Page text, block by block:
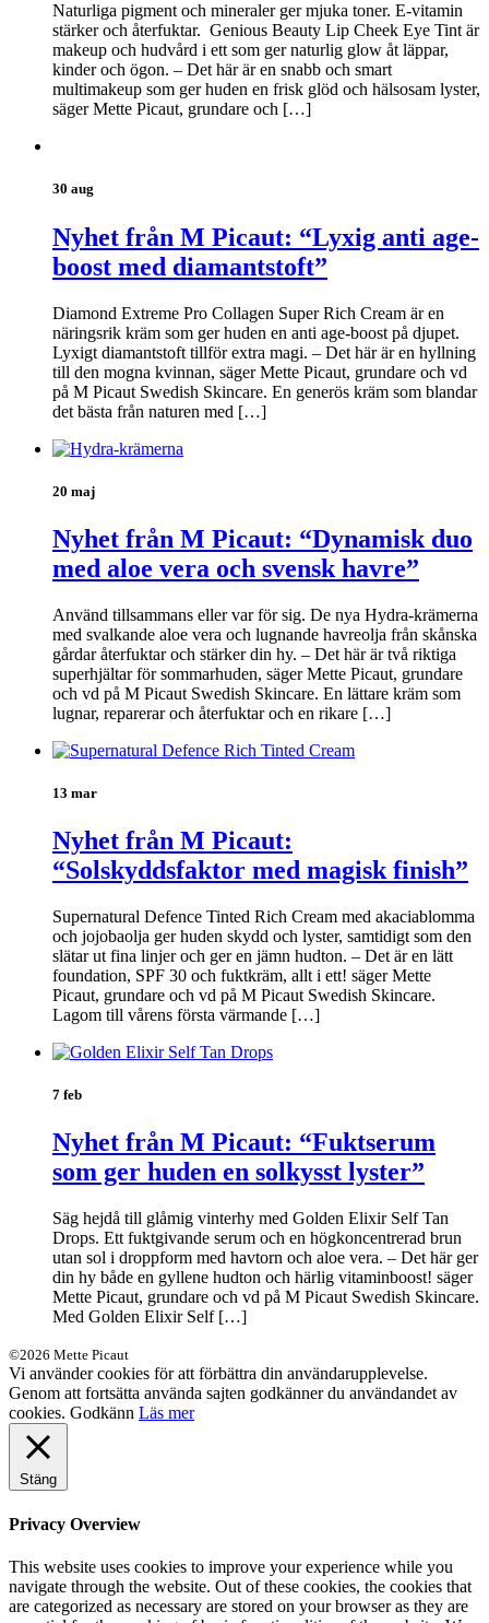
Naturliga pigment och mineraler ger mjuka toner. E-vitamin
stärker och återfuktar. Genious Beauty Lip Cheek Eye Tint är
makeup och hudvård i ett som ger naturlig glow åt läppar,
kinder och ögon. – Det här är en snabb och smart
multimakeup som ger huden en frisk glöd och hälsosam lyster,
säger Mette Picaut, grundare och […]
30 aug
Nyhet från M Picaut: “Lyxig anti age-
boost med diamantstoft”
Diamond Extreme Pro Collagen Super Rich Cream är en
näringsrik kräm som ger huden en anti age-boost på djupet.
Lyxigt diamantstoft tillför extra magi. – Det här är en hyllning
till den mogna kvinnan, säger Mette Picaut, grundare och vd
på M Picaut Swedish Skincare. En generös kräm som blandar
det bästa från naturen med […]
20 maj
Nyhet från M Picaut: “Dynamisk duo
med aloe vera och svensk havre”
Använd tillsammans eller var för sig. De nya Hydra-krämerna
med svalkande aloe vera och lugnande havreolja från skånska
gårdar återfuktar och stärker din hy. – Det här är två riktiga
superhjältar för sommarhuden, säger Mette Picaut, grundare
och vd på M Picaut Swedish Skincare. En lättare kräm som
lugnar, reparerar och återfuktar och en rikare […]
13 mar
Nyhet från M Picaut:
“Solskyddsfaktor med magisk finish”
Supernatural Defence Tinted Rich Cream med akaciablomma
och jojobaolja ger huden skydd och lyster, samtidigt som den
slätar ut fina linjer och ger en jämn hudton. – Det är en lätt
foundation, SPF 30 och fuktkräm, allt i ett! säger Mette
Picaut, grundare och vd på M Picaut Swedish Skincare.
Lagom till vårens första värmande […]
7 feb
Nyhet från M Picaut: “Fuktserum
som ger huden en solkysst lyster”
Säg hejdå till glåmig vinterhy med Golden Elixir Self Tan
Drops. Ett fuktgivande serum och en högkoncentrerad brun
utan sol i droppform med havtorn och aloe vera. – Det här ger
din hy både en gyllene hudton och härlig vitaminboost! säger
Mette Picaut, grundare och vd på M Picaut Swedish Skincare.
Med Golden Elixir Self […]
©2026 Mette Picaut
Vi använder cookies för att förbättra din användarupplevelse.
Genom att fortsätta använda sajten godkänner du användandet av
cookies. Godkänn Läs mer
Stäng
Privacy Overview
This website uses cookies to improve your experience while you
navigate through the website. Out of these cookies, the cookies that
are categorized as necessary are stored on your browser as they are